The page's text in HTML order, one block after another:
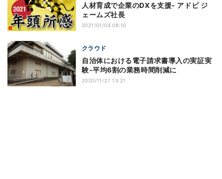
人材育成で企業のDXを支援- アドビ ジ
ェームズ社長
2021/01/04 08:10
クラウド
自治体における電子請求書導入の実証実
験-平均6割の業務時間削減に
2020/11/27 13:21